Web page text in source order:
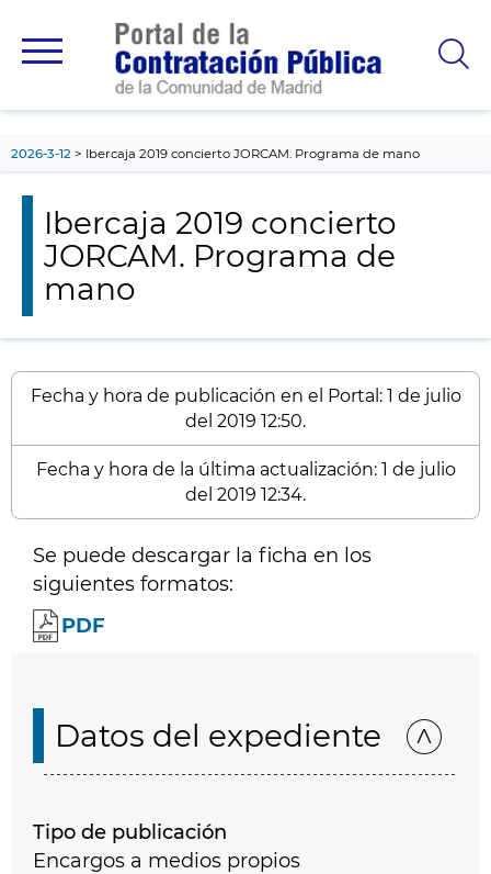
principal
2026-3-12 Ibercaja 2019 concierto JORCAM. Programa de mano
Ibercaja 2019 concierto
JORCAM. Programa de
mano
Fecha y hora de publicación en el Portal: 1 de julio
del 2019 12:50.
Fecha y hora de la última actualización: 1 de julio
del 2019 12:34.
Se puede descargar la ficha en los
siguientes formatos:
PDF
Datos del expediente
Tipo de publicación
Encargos a medios propios